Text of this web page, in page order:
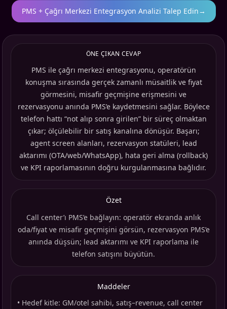
PMS + Çağrı Merkezi Entegrasyon Analizi Talep Edin→
ÖNE ÇIKAN CEVAP
PMS ile çağrı merkezi entegrasyonu, operatörün
konuşma sırasında gerçek zamanlı müsaitlik ve fiyat
görmesini, misafir geçmişine erişmesini ve
rezervasyonu anında PMS’e kaydetmesini sağlar. Böylece
telefon hattı “not alıp sonra girilen” bir süreç olmaktan
çıkar; ölçülebilir bir satış kanalına dönüşür. Başarı;
agent screen alanları, rezervasyon statüleri, lead
aktarımı (OTA/web/WhatsApp), hata geri alma (rollback)
ve KPI raporlamasının doğru kurgulanmasına bağlıdır.
Özet
Call center’ı PMS’e bağlayın: operatör ekranda anlık
oda/fiyat ve misafir geçmişini görsün, rezervasyon PMS’e
anında düşsün; lead aktarımı ve KPI raporlama ile
telefon satışını büyütün.
Maddeler
• Hedef kitle: GM/otel sahibi, satış–revenue, call center